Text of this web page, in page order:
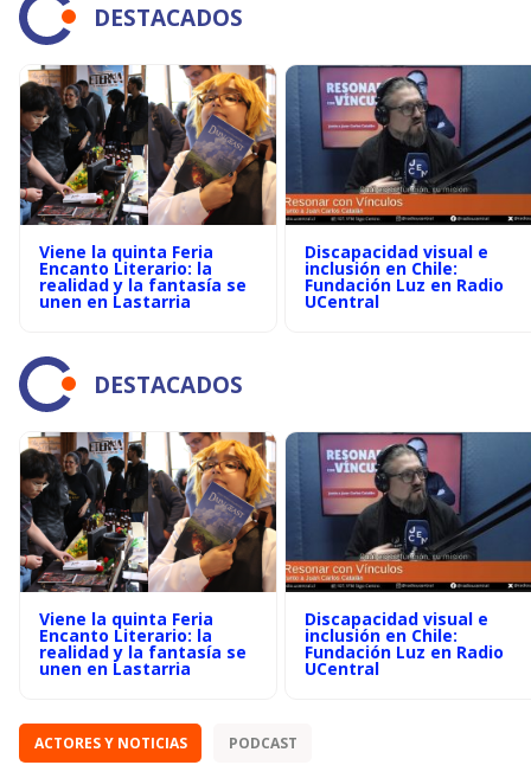
DESTACADOS
Viene la quinta Feria
Encanto Literario: la
realidad y la fantasía se
unen en Lastarria
Discapacidad visual e
inclusión en Chile:
Fundación Luz en Radio
UCentral
DESTACADOS
Viene la quinta Feria
Encanto Literario: la
realidad y la fantasía se
unen en Lastarria
Discapacidad visual e
inclusión en Chile:
Fundación Luz en Radio
UCentral
ACTORES Y NOTICIAS PODCAST